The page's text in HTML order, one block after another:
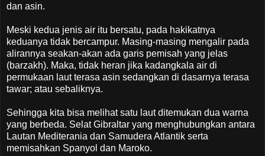
dan asin.
Meski kedua jenis air itu bersatu, pada hakikatnya
keduanya tidak bercampur. Masing-masing mengalir pada
alirannya seakan-akan ada garis pemisah yang jelas
(barzakh). Maka, tidak heran jika kadangkala air di
permukaan laut terasa asin sedangkan di dasarnya terasa
tawar; atau sebaliknya.
Sehingga kita bisa melihat satu laut ditemukan dua warna
yang berbeda. Selat Gibraltar yang menghubungkan antara
Lautan Mediterania dan Samudera Atlantik serta
memisahkan Spanyol dan Maroko.